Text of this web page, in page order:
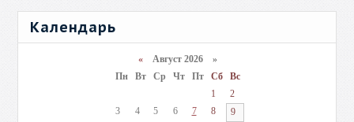
Календарь
«Август 2026 »
Пн
Вт Ср Чт Пт Сб
Вс
1
2
3
4 5 6 7 8
9